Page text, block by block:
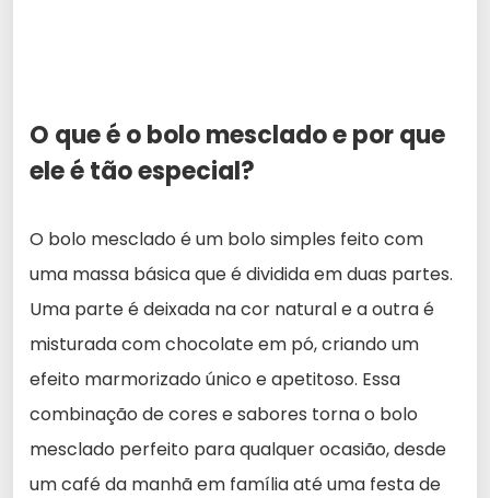
O que é o bolo mesclado e por que
ele é tão especial?
O bolo mesclado é um bolo simples feito com
uma massa básica que é dividida em duas partes.
Uma parte é deixada na cor natural e a outra é
misturada com chocolate em pó, criando um
efeito marmorizado único e apetitoso. Essa
combinação de cores e sabores torna o bolo
mesclado perfeito para qualquer ocasião, desde
um café da manhã em família até uma festa de